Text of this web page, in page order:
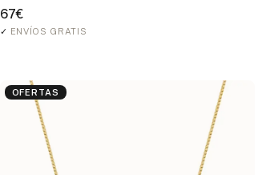
67€
✓ ENVÍOS GRATIS
OFERTAS